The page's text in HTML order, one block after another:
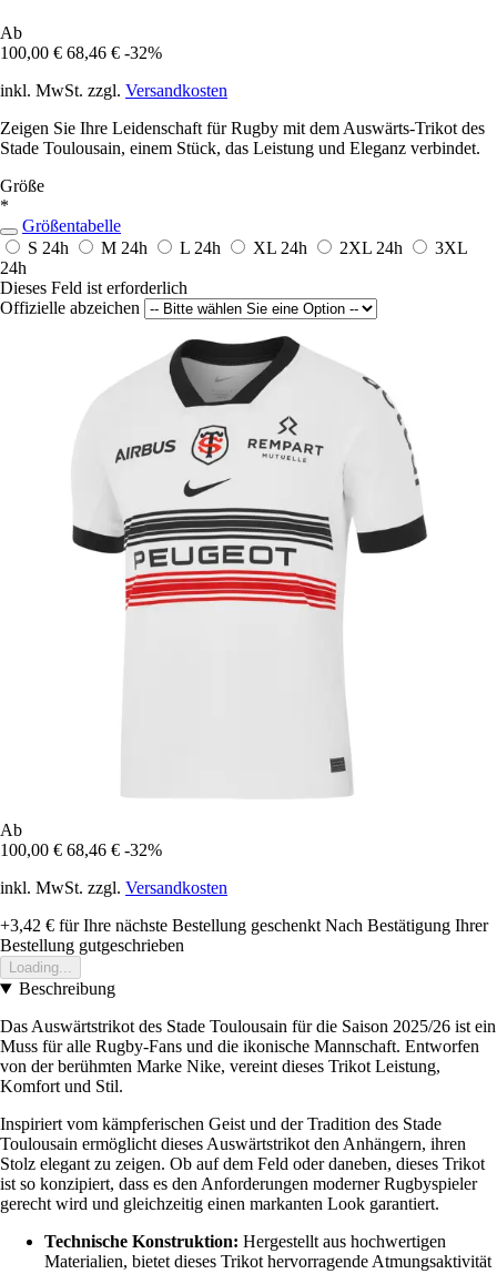
Ab
100,00 € 68,46 € -32%
inkl. MwSt. zzgl. Versandkosten
Zeigen Sie Ihre Leidenschaft für Rugby mit dem Auswärts-Trikot des
Stade Toulousain, einem Stück, das Leistung und Eleganz verbindet.
Größe
*
Größentabelle
S 24h M 24h L 24h XL 24h 2XL 24h
3XL
24h
Dieses Feld ist erforderlich
Offizielle abzeichen
Ab
100,00 € 68,46 € -32%
inkl. MwSt. zzgl. Versandkosten
+3,42 € für Ihre nächste Bestellung geschenkt Nach Bestätigung Ihrer
Bestellung gutgeschrieben
Loading...
Beschreibung
Das Auswärtstrikot des Stade Toulousain für die Saison 2025/26 ist ein
Muss für alle Rugby-Fans und die ikonische Mannschaft. Entworfen
von der berühmten Marke Nike, vereint dieses Trikot Leistung,
Komfort und Stil.
Inspiriert vom kämpferischen Geist und der Tradition des Stade
Toulousain ermöglicht dieses Auswärtstrikot den Anhängern, ihren
Stolz elegant zu zeigen. Ob auf dem Feld oder daneben, dieses Trikot
ist so konzipiert, dass es den Anforderungen moderner Rugbyspieler
gerecht wird und gleichzeitig einen markanten Look garantiert.
Technische Konstruktion: Hergestellt aus hochwertigen
Materialien, bietet dieses Trikot hervorragende Atmungsaktivität